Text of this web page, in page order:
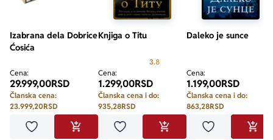
Izabrana dela Dobrice
Ćosića
Cena:
29.999,00RSD
Članska cena:
23.999,20RSD
Dodaj u omiljeneDODAJ U KORPU
Knjiga o Titu
3.8Prosecna ocena je 3.8 od 5
Cena:
1.299,00RSD
Članska cena i do:
935,28RSD
Dodaj u omiljeneDODAJ U KORPU
Daleko je sunce
Cena:
1.199,00RSD
Članska cena i do:
863,28RSD
Dodaj u